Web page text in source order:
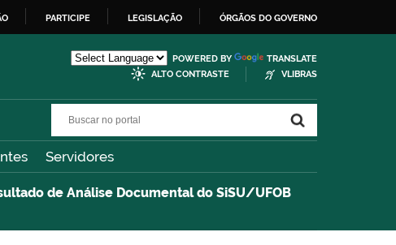
PARTICIPE LEGISLAÇÃO ÓRGÃOS DO GOVERNO
POWERED BY
TRANSLATE
ALTO CONTRASTE
VLIBRAS
Servidores
de Análise Documental do SiSU/UFOB